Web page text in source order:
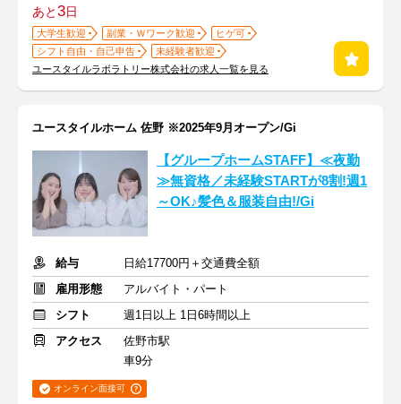
あと3日
大学生歓迎 副業・Ｗワーク歓迎
ヒゲ可
シフト自由・自己申告
未経験者歓迎
ユースタイルラボラトリー株式会社の求人一覧を見る
ユースタイルホーム 佐野 ※2025年9月オープン/Gi
【グループホームSTAFF】≪夜勤
≫無資格／未経験STARTが8割!週1
～OK♪髪色＆服装自由!/Gi
給与
日給17700円＋交通費全額
雇用形態
アルバイト・パート
シフト
週1日以上 1日6時間以上
アクセス
佐野市駅
車9分
オンライン面接可